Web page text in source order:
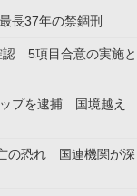
長37年の禁錮刑
認 5項目合意の実施と
プを逮捕 国境越え
の恐れ 国連機関が深